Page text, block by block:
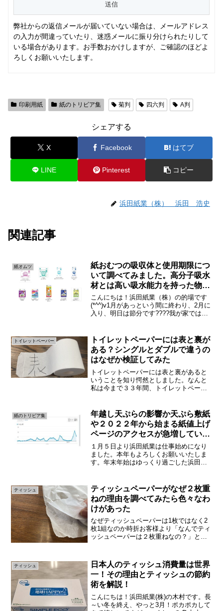
弊社からの返信メールが届いていない場合は、メールアドレス
の入力が間違っていたり、迷惑メールに振り分けられたりして
いる場合があります。お手数おかけしますが、ご確認のほどよ
ろしくお願いいたします。
印刷用紙 紙のトリビア集 菊判 四六判 A判
シェアする
X Facebook はてブ
LINE Pinterest コピー
浜田紙業（株） 浜田 浩史
関連記事
紙オムツ
紙おむつの吸収体と使用期限につ
いて調べてみました。高分子吸水
材とは高い吸水能力を持った物質
です。
こんにちは！浜田紙業（株）の的場です
(*^^)v1月があっという間に終わり、2月に
入り、明日は節分です????我が家では毎
期限ついて調べてみました！尿を吸収す
る高分子吸...
トイレットペーパー
トイレットペーパーには表と裏が
ある？シングルとダブルで違うの
はなぜか検証してみた
トイレットペーパーには表と裏があると
いうことを知り愕然としました。なんと
私は今まで３３年間、トイレットペーパ
もいるかと思います。今回はトイレット
ペーパー表裏についてトイ...
紙のトリビア集
年越し天ぷらの影響か天ぷら敷紙
や２０２２年から始まる紙値上げ
ページのアクセスが急増していま
した。
１月５日より浜田紙業は仕事始めになり
ました。本年もよろしくお願いいたしま
す。年末年始はゆっくり過ごした浜田浩
始特有のページや２０２２年１月から始
まる印刷用紙値上げのペ...
ティッシュ
ティッシュペーパーがなぜ２枚重
ねの理由を調べてみたら色々なわ
けがあった
なぜティッシュペーパーは1枚ではなく2
枚1組なのか時折お客様より「なんでティ
ッシュペーパーは２枚重ねなの？」と聞
１組になっています。一般的に市販され
ているティッシュは...
ティッシュ
日本人のティッシュ消費量は世界
一！その理由とティッシュの節約
術を解説！
こんにちは！浜田紙業(株)の木村です。長
～い冬を終え、やっと3月！ポカポカして